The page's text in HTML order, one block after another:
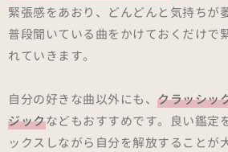
緊張感をあおり、どんどんと気持ちが
普段聞いている曲をかけておくだけで
れていきます。
自分の好きな曲以外にも、 クラッシッ
ジックなどもおすすめです。良い鑑定
ックスしながら自分を解放することが